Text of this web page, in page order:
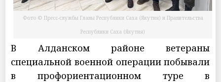
Фото © Пресс-службы Главы Республики Саха (Якутия) и Правительства
Республики Саха (Якутия)
В Алданском районе ветераны
специальной военной операции побывали
в профориентационном туре в